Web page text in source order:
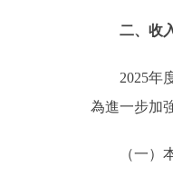
二、收
2025年度
為進一步加
（一）本